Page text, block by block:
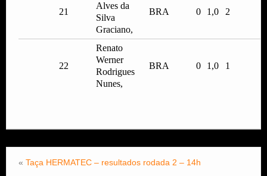
21
Alves da
Silva
Graciano,
BRA 0 1,0 2
22
Renato
Werner
Rodrigues
Nunes,
BRA 0 1,0 1
« Taça HERMATEC – resultados rodada 2 – 14h